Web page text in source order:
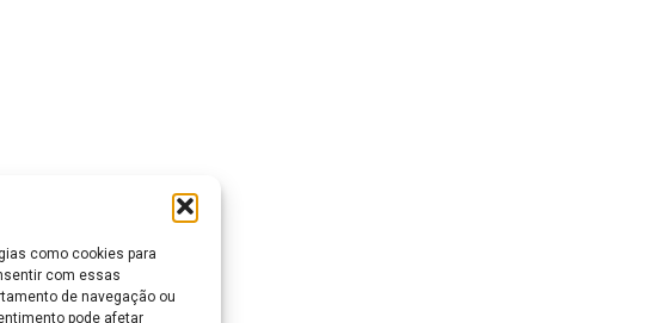
como cookies para
com essas
de navegação ou
pode afetar